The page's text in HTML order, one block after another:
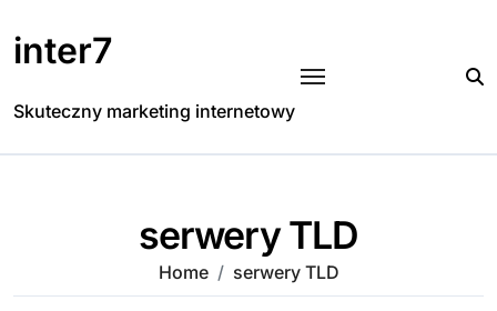
to
content
inter7
Skuteczny marketing internetowy
serwery TLD
Home serwery TLD